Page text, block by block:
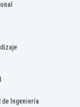
de Ingeniería